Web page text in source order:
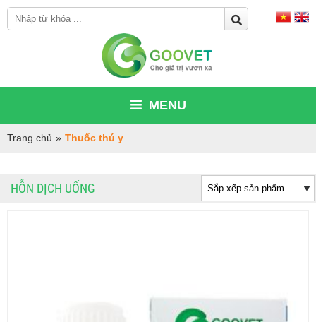
MENU
Trang chủ » Thuốc thú y
HỖN DỊCH UỐNG